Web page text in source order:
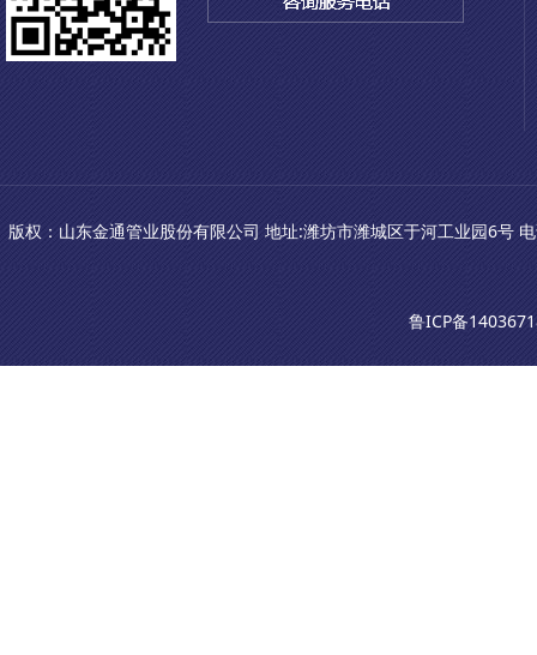
版权：山东金通管业股份有限公司 地址:潍坊市潍城区于河工业园6号
鲁ICP备